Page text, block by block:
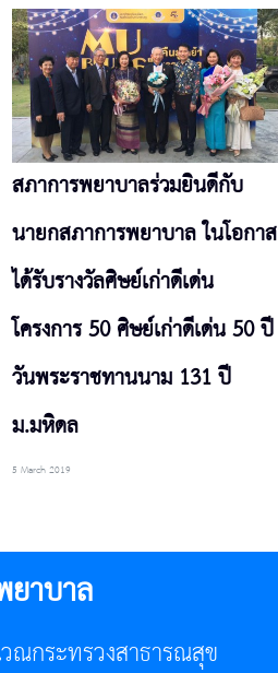
สภาการพยาบาลร่วมยินดีกับ
นายกสภาการพยาบาล ในโอกาส
ได้รับรางวัลศิษย์เก่าดีเด่น
โครงการ 50 ศิษย์เก่าดีเด่น 50 ปี
วันพระราชทานนาม 131 ปี
ม.มหิดล
5 March 2019
าบาล
ณกระทรวงสาธารณสุข